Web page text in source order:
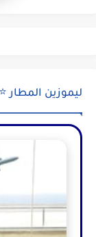
ليموزين المطار